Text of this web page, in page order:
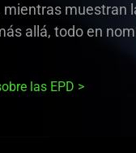
mientras muestran
allá, todo en
las EPD